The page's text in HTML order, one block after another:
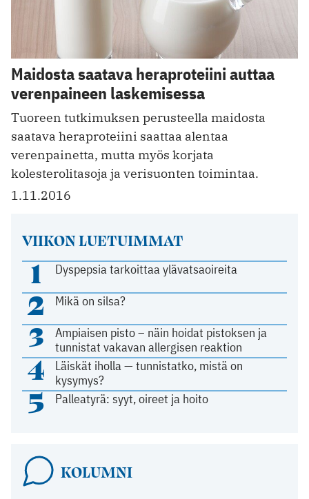
Maidosta saatava heraproteiini auttaa
verenpaineen laskemisessa
Tuoreen tutkimuksen perusteella maidosta
saatava heraproteiini saattaa alentaa
verenpainetta, mutta myös korjata
kolesterolitasoja ja verisuonten toimintaa.
1.11.2016
VIIKON LUETUIMMAT
1 Dyspepsia tarkoittaa ylävatsaoireita
2 Mikä on silsa?
3
Ampiaisen pisto – näin hoidat pistoksen ja
tunnistat vakavan allergisen reaktion
4
Läiskät iholla — tunnistatko, mistä on
kysymys?
5 Palleatyrä: syyt, oireet ja hoito
KOLUMNI